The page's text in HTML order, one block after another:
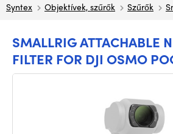
Syntex Objektívek, szűrők Szűrők
SMALLRIG ATTACHABLE
FILTER FOR DJI OSMO